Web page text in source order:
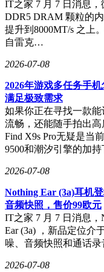
IT之家 7 月 7 日消息
DDR5 DRAM 颗粒的
提升到8000MT/s 之上
自雷克…
2026-07-08
2026年游戏多任务手
满足极致需求
如果你正在寻找一款
流畅，还能随手拍出
Find X9s Pro无疑是当
9500和潮汐引擎的加
2026-07-08
Nothing Ear (3a)耳机
音频快照，售价99欧元
IT之家 7 月 7 日消息
Ear (3a) ，新品定位介
噪、音频快照和通话
2026-07-08